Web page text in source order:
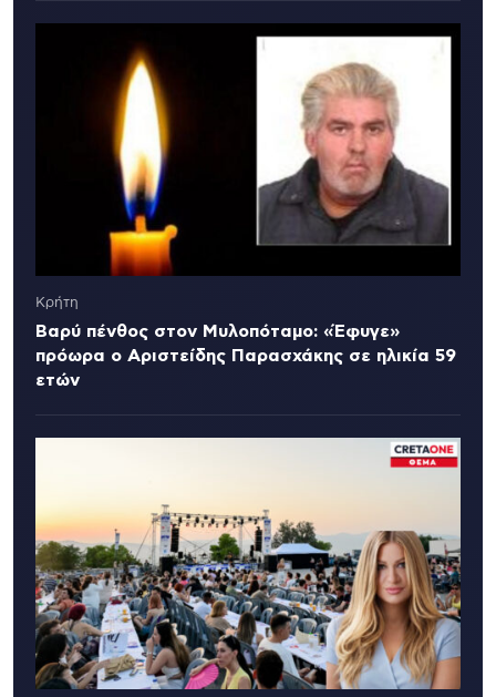
Κρήτη
Βαρύ πένθος στον Μυλοπόταμο: «Έφυγε»
πρόωρα ο Αριστείδης Παρασχάκης σε ηλικία 59
ετών